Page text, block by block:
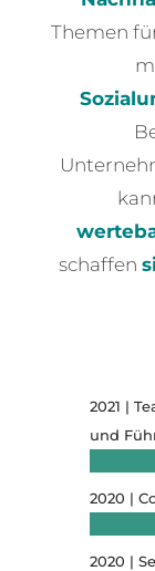
Themen
schaffen
2021 |
und
2020 |
2020 |